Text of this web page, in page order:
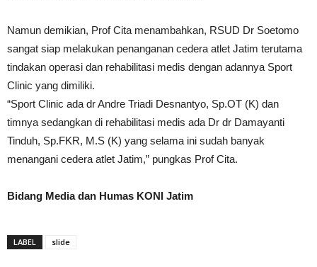
Namun demikian, Prof Cita menambahkan, RSUD Dr Soetomo
sangat siap melakukan penanganan cedera atlet Jatim terutama
tindakan operasi dan rehabilitasi medis dengan adannya Sport
Clinic yang dimiliki.
“Sport Clinic ada dr Andre Triadi Desnantyo, Sp.OT (K) dan
timnya sedangkan di rehabilitasi medis ada Dr dr Damayanti
Tinduh, Sp.FKR, M.S (K) yang selama ini sudah banyak
menangani cedera atlet Jatim,” pungkas Prof Cita.
Bidang Media dan Humas KONI Jatim
LABEL slide